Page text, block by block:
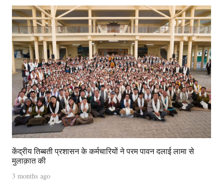
केंद्रीय तिब्बती प्रशासन के कर्मचारियों ने परम पावन दलाई लामा से
मुलाक़ात की
3 months ago